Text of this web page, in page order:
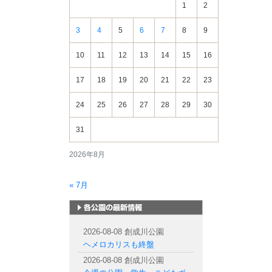
2026年8月
1 2
3 4 5 6 7 8 9
10 11 12 13 14 15 16
17 18 19 20 21 22 23
24 25 26 27 28 29 30
31
« 7月
2026-08-08 創成川公園
ヘメロカリスも終盤
2026-08-08 創成川公園